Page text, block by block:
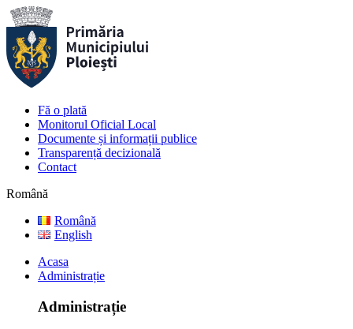
Fă o plată
Monitorul Oficial Local
Documente și informații publice
Transparență decizională
Contact
Română
Română
English
Acasa
Administrație
Administrație